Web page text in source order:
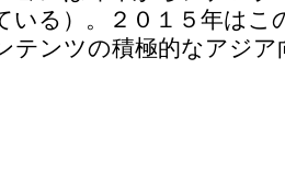
いる）。２０１５年はこ
テンツの積極的なアジ